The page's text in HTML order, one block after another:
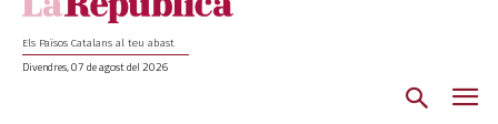
Els Països Catalans al teu abast
Divendres, 07 de agost del 2026